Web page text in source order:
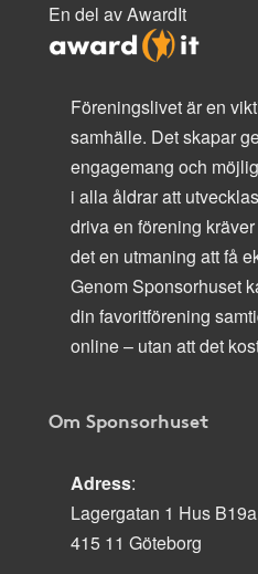
En del av AwardIt
Föreningslivet är en
samhälle. Det skapar
engagemang och
i alla åldrar att
driva en förening
det en utmaning att få
Genom Sponsorhuset
din favoritförening
online – utan att det
Om Sponsorhuset
Adress:
Lagergatan 1 Hus
415 11 Göteborg